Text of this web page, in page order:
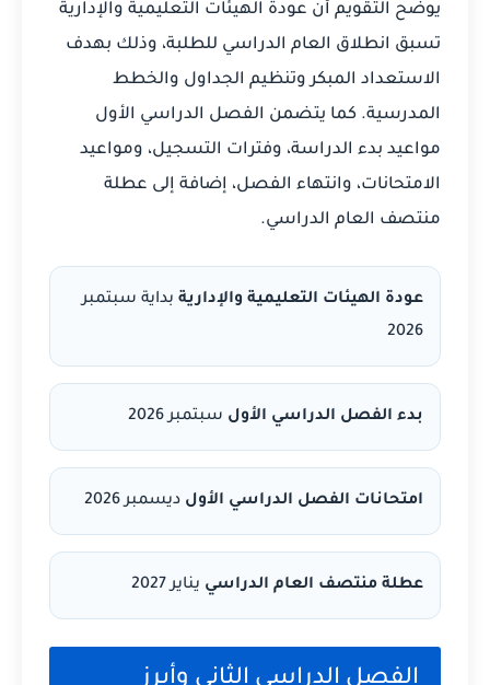
يوضح التقويم أن عودة الهيئات التعليمية والإدارية
تسبق انطلاق العام الدراسي للطلبة، وذلك بهدف
الاستعداد المبكر وتنظيم الجداول والخطط
المدرسية. كما يتضمن الفصل الدراسي الأول
مواعيد بدء الدراسة، وفترات التسجيل، ومواعيد
الامتحانات، وانتهاء الفصل، إضافة إلى عطلة
منتصف العام الدراسي.
عودة الهيئات التعليمية والإدارية بداية سبتمبر
2026
بدء الفصل الدراسي الأول سبتمبر 2026
امتحانات الفصل الدراسي الأول ديسمبر 2026
عطلة منتصف العام الدراسي يناير 2027
الفصل الدراسي الثاني وأبرز